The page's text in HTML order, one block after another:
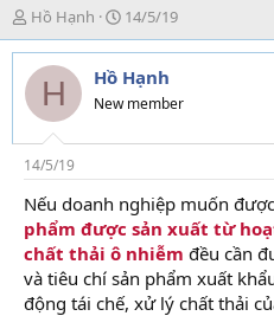
T
h
r
e
d
s
t
a
r
t
e
r
Hồ Hạnh
N
g
à
y
g
i
14/5/19
H Hồ Hạnh
New member
14/5/19
Nếu doanh nghiệp muốn
phẩm được sản xuất từ
chất thải ô nhiễm đều cần
và tiêu chí sản phẩm xuất
động tái chế, xử lý chất thải